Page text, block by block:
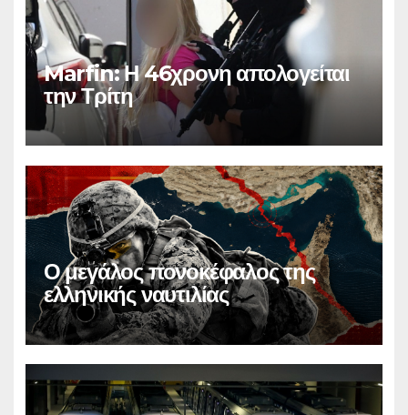
Marfin: Η 46χρονη απολογείται
την Τρίτη
Ο μεγάλος πονοκέφαλος της
ελληνικής ναυτιλίας